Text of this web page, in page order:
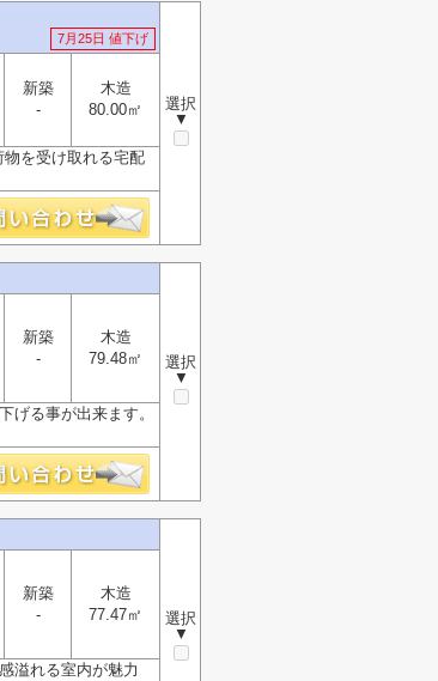
7月25日 値下げ
選択
▼
新築
-
木造
80.00㎡
を受け取れる宅配
選択
▼
新築
-
木造
79.48㎡
げる事が出来ます。
選択
▼
新築
-
木造
77.47㎡
溢れる室内が魅力